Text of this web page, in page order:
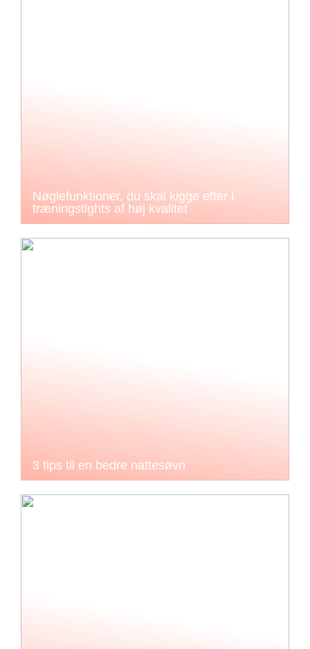
Nøglefunktioner, du skal kigge efter i
træningstights af høj kvalitet
3 tips til en bedre nattesøvn